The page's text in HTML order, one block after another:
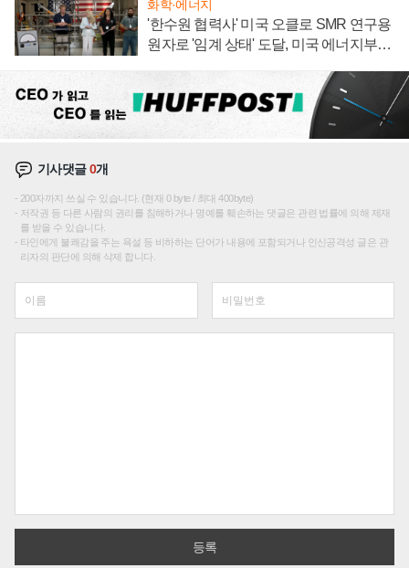
화학·에너지
'한수원 협력사' 미국 오클로 SMR 연구용
원자로 '임계 상태' 도달, 미국 에너지부
기사댓글0개
200자까지 쓰실 수 있습니다. (현재 0 byte / 최대 400byte)
저작권 등 다른 사람의 권리를 침해하거나 명예를 훼손하는 댓글은 관련 법률에 의해 제재
를 받을 수 있습니다.
타인에게 불쾌감을 주는 욕설 등 비하하는 단어가 내용에 포함되거나 인신공격성 글은 관
리자의 판단에 의해 삭제 합니다.